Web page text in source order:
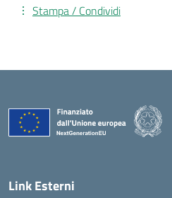
Stampa / Condividi
Link Esterni